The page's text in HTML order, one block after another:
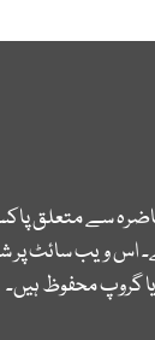
سے متعلق
ویب سائٹ پر
گروپ محفوظ ہیں۔